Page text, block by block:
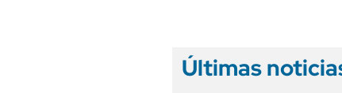
Últimas